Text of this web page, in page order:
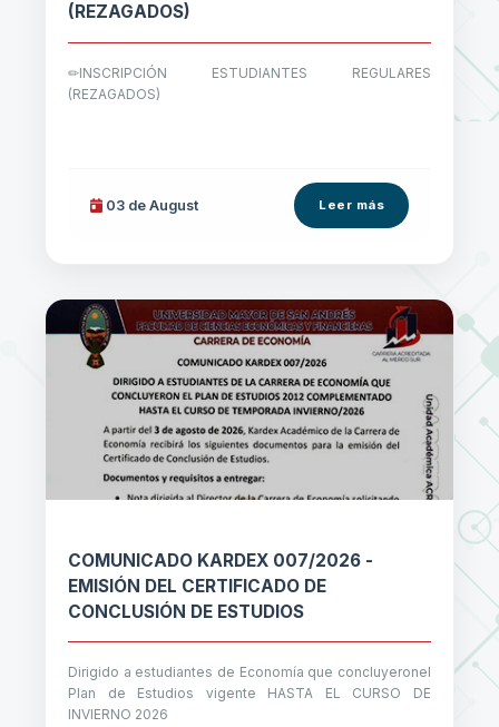
(REZAGADOS)
✏INSCRIPCIÓN ESTUDIANTES REGULARES
(REZAGADOS)
03 de August Leer más
COMUNICADO KARDEX 007/2026 -
EMISIÓN DEL CERTIFICADO DE
CONCLUSIÓN DE ESTUDIOS
Dirigido a estudiantes de Economía que concluyeronel
Plan de Estudios vigente HASTA EL CURSO DE
INVIERNO 2026